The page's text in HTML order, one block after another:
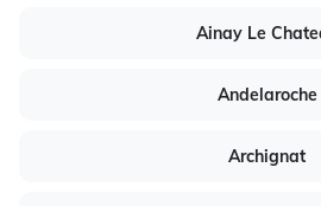
Ainay Le
Andelaroche
Archignat